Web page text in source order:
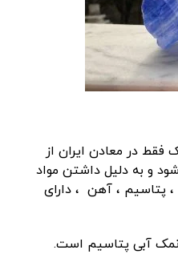
در معادن ایران از
و به دلیل داشتن مواد
پتاسیم ، آهن ، دارای
آبی پتاسیم است.